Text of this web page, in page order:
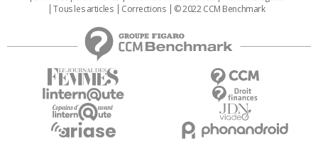
Tous les articles
Corrections © 2022 CCM Benchmark